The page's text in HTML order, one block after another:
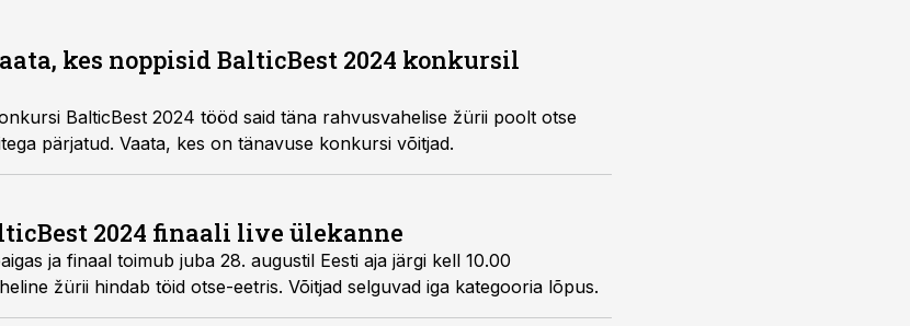
kes noppisid BalticBest 2024 konkursil
BalticBest 2024 tööd said täna rahvusvahelise žürii poolt otse
pärjatud. Vaata, kes on tänavuse konkursi võitjad.
2024 finaali live ülekanne
ja finaal toimub juba 28. augustil Eesti aja järgi kell 10.00
žürii hindab töid otse-eetris. Võitjad selguvad iga kategooria lõpus.